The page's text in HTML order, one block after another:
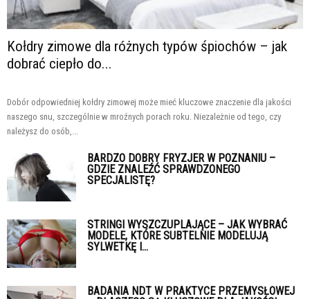
Kołdry zimowe dla różnych typów śpiochów – jak
dobrać ciepło do...
Dobór odpowiedniej kołdry zimowej może mieć kluczowe znaczenie dla jakości
naszego snu, szczególnie w mroźnych porach roku. Niezależnie od tego, czy
należysz do osób,...
BARDZO DOBRY FRYZJER W POZNANIU –
GDZIE ZNALEŹĆ SPRAWDZONEGO
SPECJALISTĘ?
STRINGI WYSZCZUPLAJĄCE – JAK WYBRAĆ
MODELE, KTÓRE SUBTELNIE MODELUJĄ
SYLWETKĘ I...
BADANIA NDT W PRAKTYCE PRZEMYSŁOWEJ